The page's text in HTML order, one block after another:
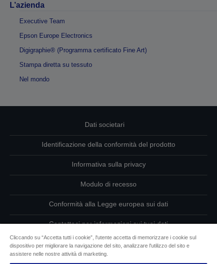
L’azienda
Executive Team
Epson Europe Electronics
Digigraphie® (Programma certificato Fine Art)
Stampa diretta su tessuto
Nel mondo
Dati societari
Identificazione della conformità del prodotto
Informativa sulla privacy
Modulo di recesso
Conformità alla Legge europea sui dati
Contattaci per informazioni sui tuoi dati
Informazioni sui cookie
Cliccando su “Accetta tutti i cookie”, l'utente accetta di memorizzare i cookie sul
dispositivo per migliorare la navigazione del sito, analizzare l'utilizzo del sito e
assistere nelle nostre attività di marketing.